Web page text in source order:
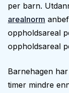
per barn.
arealnorm
oppholdsareal
oppholdsareal
Barnehagen
timer mindre